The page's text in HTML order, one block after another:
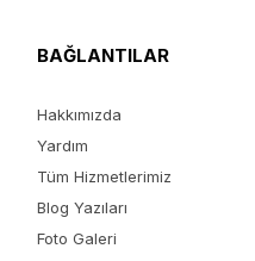
BAĞLANTILAR
Hakkımızda
Yardım
Tüm Hizmetlerimiz
Blog Yazıları
Foto Galeri